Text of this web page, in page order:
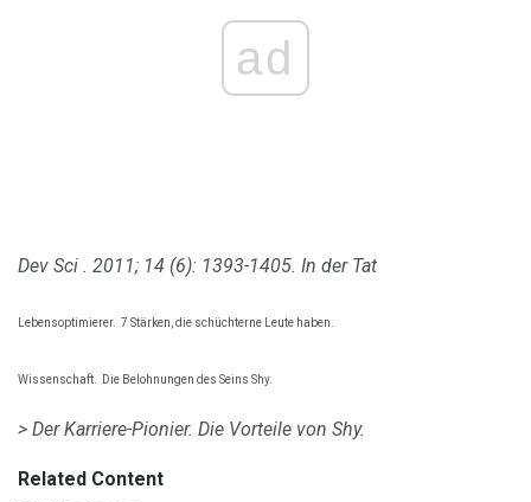
ad
Dev Sci . 2011; 14 (6): 1393-1405. In der Tat
Lebensoptimierer. 7 Stärken, die schüchterne Leute haben.
Wissenschaft. Die Belohnungen des Seins Shy.
> Der Karriere-Pionier. Die Vorteile von Shy.
Related Content